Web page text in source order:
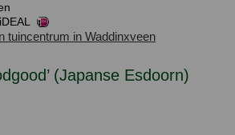
(Japanse Esdoorn)
tuincentrum in Waddinxveen